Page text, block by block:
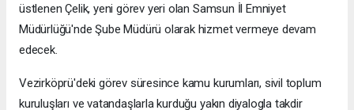
üstlenen Çelik, yeni görev yeri olan Samsun İl Emniyet
Müdürlüğü'nde Şube Müdürü olarak hizmet vermeye devam
edecek.
Vezirköprü'deki görev süresince kamu kurumları, sivil toplum
kuruluşları ve vatandaşlarla kurduğu yakın diyalogla takdir